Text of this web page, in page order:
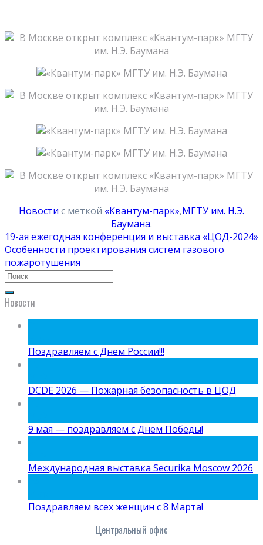
Новости с меткой «Квантум-парк»,МГТУ им. Н.Э.
Баумана.
19-ая ежегодная конференция и выставка «ЦОД-2024»
Особенности проектирования систем газового
пожаротушения
Новости
Поздравляем с Днем России!!!
DCDE 2026 — Пожарная безопасность в ЦОД
9 мая — поздравляем с Днем Победы!
Международная выставка Securika Moscow 2026
Поздравляем всех женщин с 8 Марта!
Центральный офис